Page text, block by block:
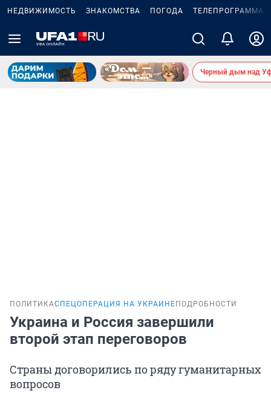
НЕДВИЖИМОСТЬ ЗНАКОМСТВА ПОГОДА ТЕЛЕПРОГРАММА
Черный дым над
ПОЛИТИКАСПЕЦОПЕРАЦИЯ НА УКРАИНЕ ПОДРОБНОСТИ
Украина и Россия завершили
второй этап переговоров
Страны договорились по ряду гуманитарных
вопросов